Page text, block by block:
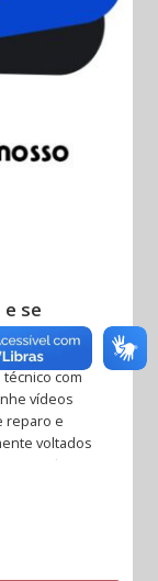
se
com
vídeos
reparo e
voltados
por dentro